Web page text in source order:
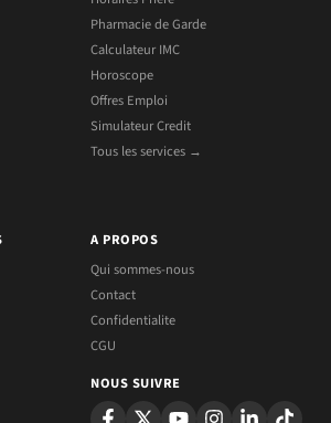
Pharmacie de Garde
Calculateur IMC
Horoscope
Offres Emploi
Simulateur Credit
Tous les services →
A PROPOS
Qui sommes-nous
Contact
Confidentialite
CGU
NOUS SUIVRE